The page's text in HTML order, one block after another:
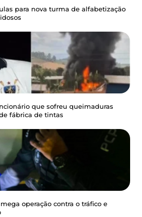
para nova turma de alfabetização
que sofreu queimaduras
fábrica de tintas
operação contra o tráfico e